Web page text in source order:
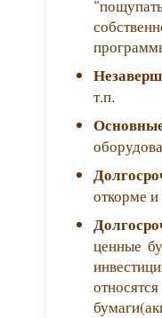
т.п.
откорме и
ценные